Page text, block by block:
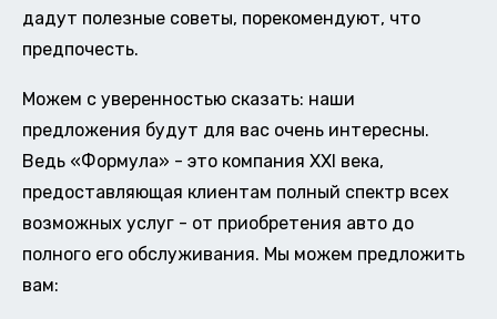
дадут полезные советы, порекомендуют, что
предпочесть.
Можем с уверенностью сказать: наши
предложения будут для вас очень интересны.
Ведь «Формула» - это компания XXI века,
предоставляющая клиентам полный спектр всех
возможных услуг - от приобретения авто до
полного его обслуживания. Мы можем предложить
вам: